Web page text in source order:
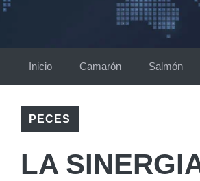
Inicio Camarón Salmón
PECES
LA